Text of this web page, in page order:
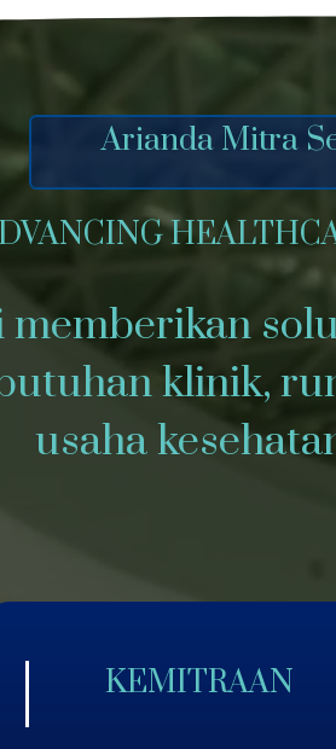
Arianda Mitra
memberikan
klinik,
usaha
KEMITRAAN